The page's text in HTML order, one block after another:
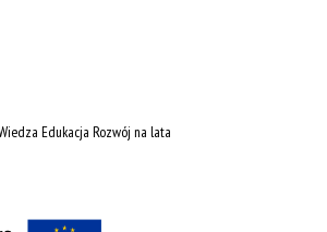
Edukacja Rozwój na lata